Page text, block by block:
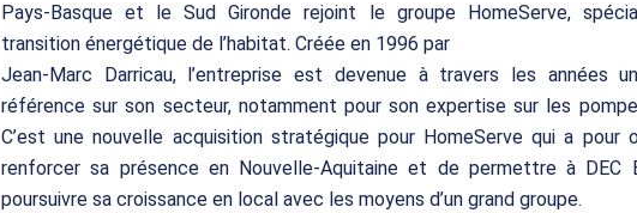
Pays-Basque et le Sud Gironde rejoint le groupe HomeServe,
transition énergétique de l’habitat. Créée en 1996 par
Jean-Marc Darricau, l’entreprise est devenue à travers les années
référence sur son secteur, notamment pour son expertise sur les
C’est une nouvelle acquisition stratégique pour HomeServe qui a pour
renforcer sa présence en Nouvelle-Aquitaine et de permettre à DEC
poursuivre sa croissance en local avec les moyens d’un grand groupe.